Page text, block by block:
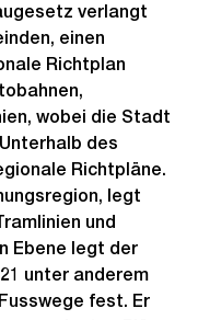
verlangt
einen
Richtplan
wobei die Stadt
des
Richtpläne.
legt
und
Ebene legt der
unter anderem
fest. Er